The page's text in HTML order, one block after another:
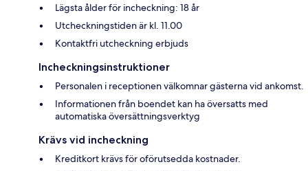
Lägsta ålder för incheckning: 18 år
Utcheckningstiden är kl. 11.00
Kontaktfri utcheckning erbjuds
Incheckningsinstruktioner
Personalen i receptionen välkomnar gästerna vid ankomst.
Informationen från boendet kan ha översatts med
automatiska översättningsverktyg
Krävs vid incheckning
Kreditkort krävs för oförutsedda kostnader.